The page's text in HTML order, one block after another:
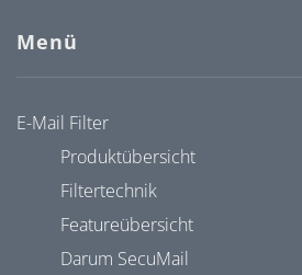
Menü
E-Mail Filter
Produktübersicht
Filtertechnik
Featureübersicht
Darum SecuMail